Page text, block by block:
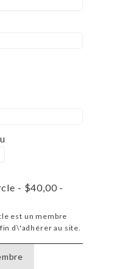
- $40,00-
est un membre
d\'adhérer au site.